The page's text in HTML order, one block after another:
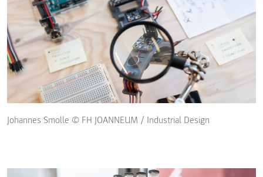
Johannes Smolle © FH JOANNEUM / Industrial Design